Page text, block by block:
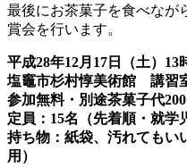
最後にお茶菓子を食べなが
賞会を行います。
平成28年12月17日（土）13
塩竈市杉村惇美術館 講習
参加無料・別途茶菓子代200
定員：15名（先着順・就学
持ち物：紙袋、汚れてもい
用）